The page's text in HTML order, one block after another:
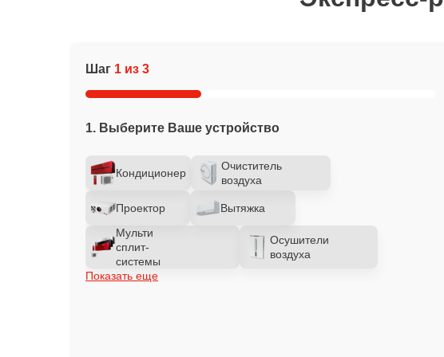
Шаг 1 из 3
1. Выберите Ваше устройство
Кондиционер
Очиститель
воздуха
Проектор
Вытяжка
Мульти
сплит-
системы
Осушители
воздуха
Показать еще